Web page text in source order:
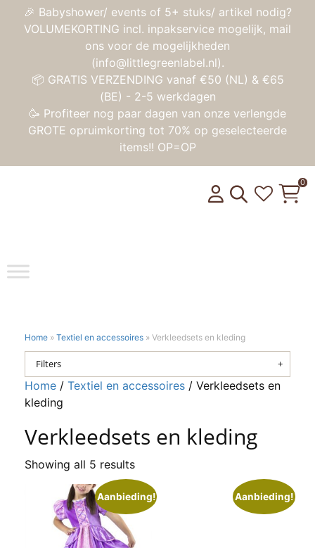
🎉 Babyshower/ events of 5+ stuks/ artikel nodig?
VOLUMEKORTING incl. inpakservice mogelijk, mail
ons voor de mogelijkheden
(info@littlegreenlabel.nl).
📦 GRATIS VERZENDING vanaf €50 (NL) & €65
(BE) - 2-5 werkdagen
🥳 Profiteer nog paar dagen van onze verlengde
GROTE opruimkorting tot 70% op geselecteerde
items!! OP=OP
Toggle
0
Home » Textiel en accessoires » Verkleedsets en kleding
Home / Textiel en accessoires / Verkleedsets en
kleding
Verkleedsets en kleding
Showing all 5 results
Aanbieding! Aanbieding!
Filters